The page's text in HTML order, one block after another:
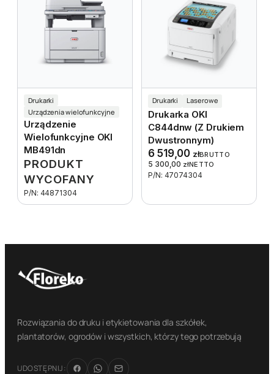
Drukarki
Urządzenia wielofunkcyjne
Urządzenie
Wielofunkcyjne OKI
MB491dn
PRODUKT
WYCOFANY
P/N: 44871304
Drukarki Laserowe
Drukarka OKI
C844dnw (z Drukiem
Dwustronnym)
6 519,00 złBRUTTO
5 300,00 złNETTO
P/N: 47074304
Rozwiązania do druku i etykietowania dla szkółek,
plantatorów, ogrodów i wszystkich, którzy tego potrzebują
UDOSTĘPNIJ: